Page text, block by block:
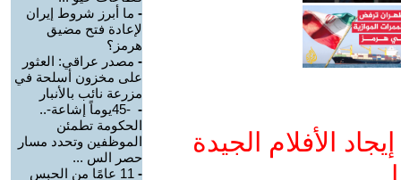
الأفلام الجيدة
- ما أبرز شروط إيران
لإعادة فتح مضيق
هرمز؟
- مصدر عراقي: العثور
على مخزون أسلحة في
مزرعة نائب بالأنبار
-
-45يوماً إشاعة-..
الحكومة تطمئن
الموظفين وتحدد مسار
حصر الس ...
-
11 عامًا من الحبس